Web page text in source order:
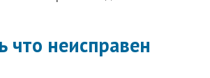
что неисправен